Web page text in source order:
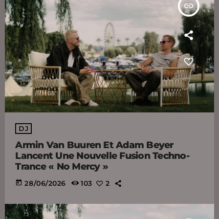
insert_link
DJ
Armin Van Buuren Et Adam Beyer
Lancent Une Nouvelle Fusion Techno-
Trance « No Mercy »
today 28/06/2026 103 2